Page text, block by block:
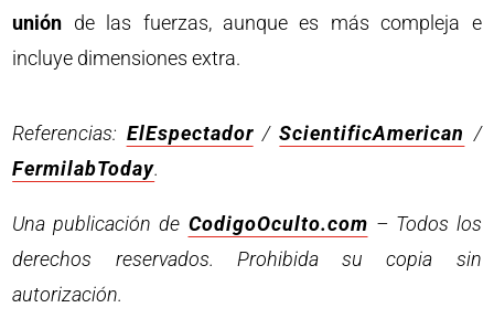
unión de las fuerzas, aunque es más compleja e
incluye dimensiones extra.
Referencias: ElEspectador/ScientificAmerican /
FermilabToday.
Una publicación de CodigoOculto.com – Todos los
derechos reservados. Prohibida su copia sin
autorización.